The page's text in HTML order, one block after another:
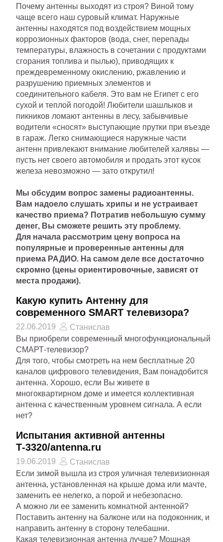
Почему антенны выходят из строя? Виной тому
чаще всего наш суровый климат. Наружные
антенны находятся под воздействием мощных
коррозионных факторов (вода, снег, перепады
температуры, влажность в сочетании с продуктами
сгорания топлива и пылью), приводящих к
преждевременному окислению, ржавлению и
разрушению приемных элементов и
соединительного кабеля. Это вам не Египет с его
сухой и теплой погодой! Любители шашлыков и
пикников ломают антенны в лесу, забывчивые
водители «сносят» выступающие прутки при въезде
в гараж. Легко снимающиеся наружные части
антенн привлекают внимание любителей халявы —
пусть нет своего автомобиля и продать этот кусок
железа невозможно — зато открутил!
Мы обсудим вопрос замены радиоантенны.
Вам надоело слушать хрипы и не устраивает
качество приема? Потратив небольшую сумму
денег, Вы сможете решить эту проблему.
Для начала рассмотрим цену вопроса на
популярные и проверенные антенны для
приема РАДИО. На самом деле все достаточно
скромно (цены ориентировочные, зависят от
места продажи).
Какую купить Антенну для
современного SMART телевизора?
22.06.2019
Станислав
Вы приобрели современный многофункциональный
СМАРТ-телевизор?
Для того, чтобы смотреть на нем бесплатные 20
каналов цифрового телевидения, Вам понадобится
антенна. Хорошо, если Вы живете в
многоквартирном доме и имеется коллективная
антенна с качественным уровнем сигнала. А если
нет?
Испытания активной антенны
Т-3320/antenna.ru
19.06.2019
Станислав
Если зимой вышла из строя уличная телевизионная
антенна, установленная на крыше дома или мачте,
заменить ее нелегко, а порой и небезопасно.
А можно ли ее заменить комнатной антенной?
Поставить антенну на балконе или на подоконник, и
направить антенну в сторону телебашни.
Какая телевизионная антенна лучше? Мощная